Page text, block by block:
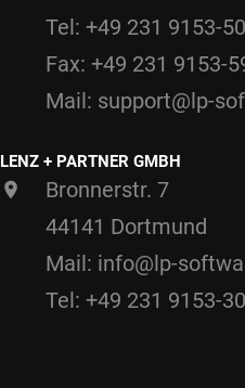
Tel: +49 231 9153-
Fax: +49 231 9153-
Mail: support@lp-
LENZ + PARTNER GMBH
Bronnerstr. 7
44141 Dortmund
Mail: info@lp-
Tel: +49 231 9153-